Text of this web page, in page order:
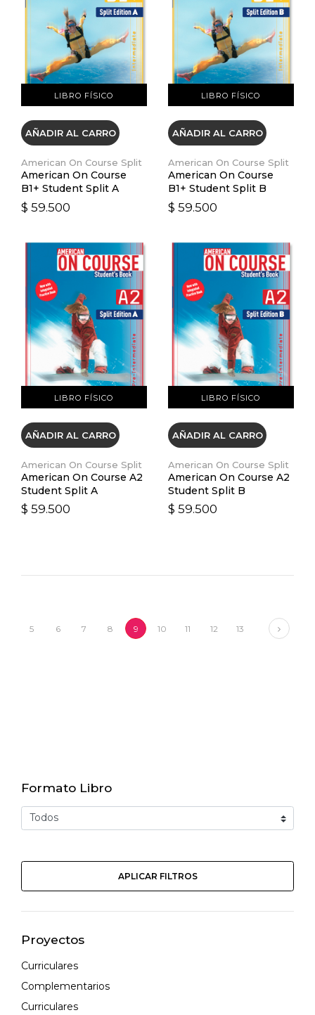
LIBRO FÍSICO
VER DETALLES
AÑADIR AL CARRO
American On Course Split
American On Course
B1+ Student Split A
$ 59.500
LIBRO FÍSICO
VER DETALLES
AÑADIR AL CARRO
American On Course Split
American On Course
B1+ Student Split B
$ 59.500
LIBRO FÍSICO
VER DETALLES
AÑADIR AL CARRO
American On Course Split
American On Course A2
Student Split A
$ 59.500
LIBRO FÍSICO
VER DETALLES
AÑADIR AL CARRO
American On Course Split
American On Course A2
Student Split B
$ 59.500
5 6 7 8 9 10 11 12 13 Next
Formato Libro
APLICAR FILTROS
Proyectos
Curriculares
Complementarios
Curriculares